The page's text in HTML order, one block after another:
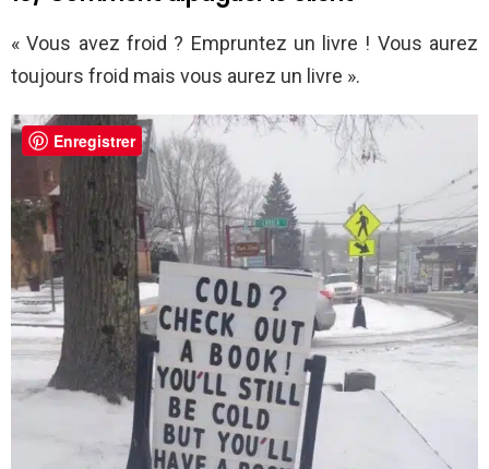
« Vous avez froid ? Empruntez un livre ! Vous aurez
toujours froid mais vous aurez un livre ».
Enregistrer